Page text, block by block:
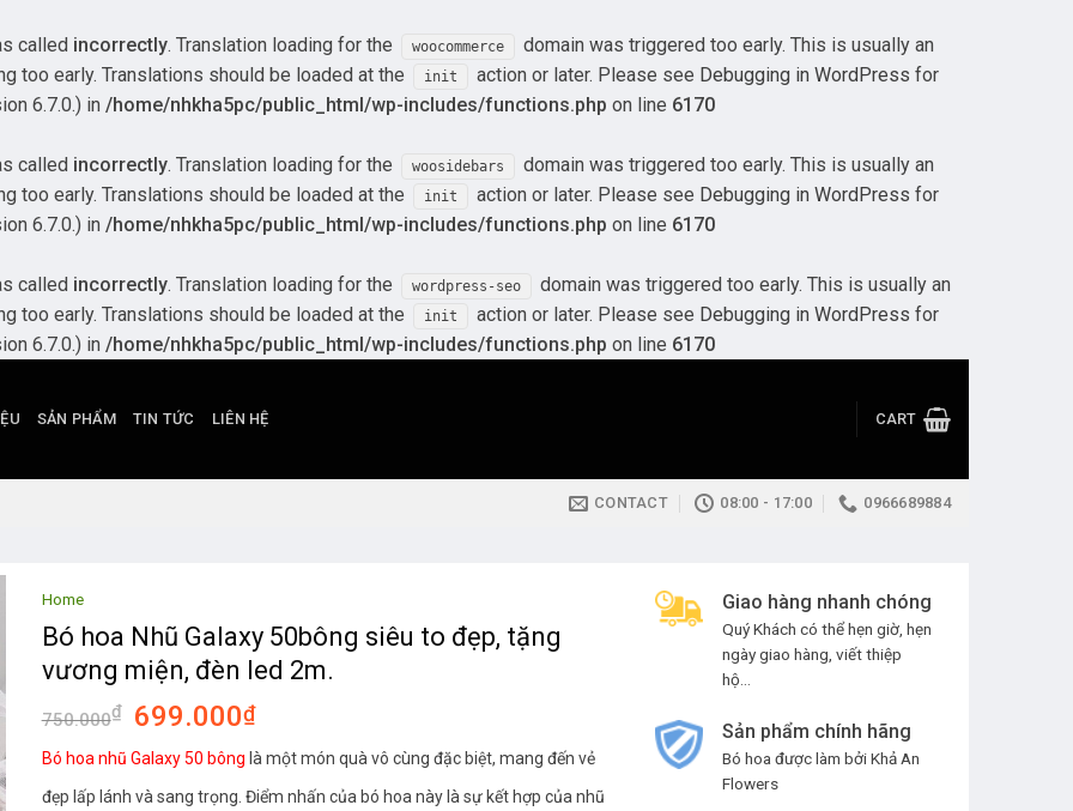
called incorrectly. Translation loading for the woocommerce
domain was triggered too early. This is usually an
too early. Translations should be loaded at the
init action or later. Please see Debugging in WordPress for
6.7.0.) in /home/nhkha5pc/public_html/wp-includes/functions.php on line 6170
called incorrectly. Translation loading for the woosidebars
domain was triggered too early. This is usually an
too early. Translations should be loaded at the
init action or later. Please see Debugging in WordPress for
6.7.0.) in /home/nhkha5pc/public_html/wp-includes/functions.php on line 6170
called incorrectly. Translation loading for the wordpress-seo
domain was triggered too early. This is usually an
too early. Translations should be loaded at the
init action or later. Please see Debugging in WordPress for
6.7.0.) in /home/nhkha5pc/public_html/wp-includes/functions.php on line 6170
SẢN PHẨM TIN TỨC LIÊN HỆ CART
CONTACT 08:00 - 17:00 0966689884
Home
Bó hoa Nhũ Galaxy 50bông siêu to đẹp, tặng
vương miện, đèn led 2m.
750.000₫ 699.000₫
Bó hoa nhũ Galaxy 50 bông là một món quà vô cùng đặc biệt, mang đến vẻ
đẹp lấp lánh và sang trọng. Điểm nhấn của bó hoa này là sự kết hợp của nhũ
Giao hàng nhanh chóng
Quý Khách có thể hẹn giờ, hẹn
ngày giao hàng, viết thiệp
hộ…
Sản phẩm chính hãng
Bó hoa được làm bởi Khả An
Flowers